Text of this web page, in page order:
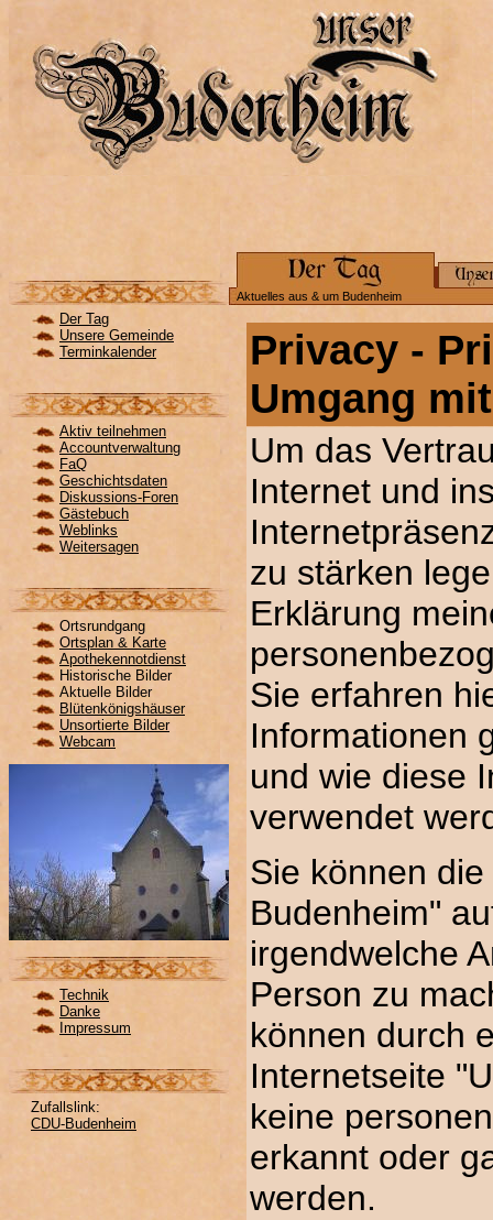
Aktuelles aus & um Budenheim
Der Tag
Unsere Gemeinde
Terminkalender
Aktiv teilnehmen
Accountverwaltung
FaQ
Geschichtsdaten
Diskussions-Foren
Gästebuch
Weblinks
Weitersagen
Ortsrundgang
Ortsplan & Karte
Apothekennotdienst
Historische Bilder
Aktuelle Bilder
Blütenkönigshäuser
Unsortierte Bilder
Webcam
Technik
Danke
Impressum
Zufallslink:
CDU-Budenheim
Privacy -
Umgang
Um das
Internet und
zu stärken
Erklärung
Sie erfahren
Informationen
und wie diese
verwendet
Sie können
Budenheim"
irgendwelche
Person zu
können durch
Internetseite
keine
erkannt oder
werden.